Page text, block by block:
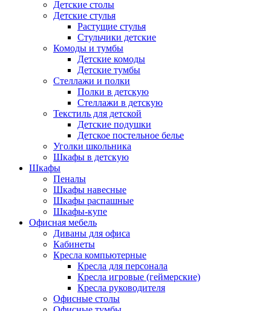
Детские столы
Детские стулья
Растущие стулья
Стульчики детские
Комоды и тумбы
Детские комоды
Детские тумбы
Стеллажи и полки
Полки в детскую
Стеллажи в детскую
Текстиль для детской
Детские подушки
Детское постельное белье
Уголки школьника
Шкафы в детскую
Шкафы
Пеналы
Шкафы навесные
Шкафы распашные
Шкафы-купе
Офисная мебель
Диваны для офиса
Кабинеты
Кресла компьютерные
Кресла для персонала
Кресла игровые (геймерские)
Кресла руководителя
Офисные столы